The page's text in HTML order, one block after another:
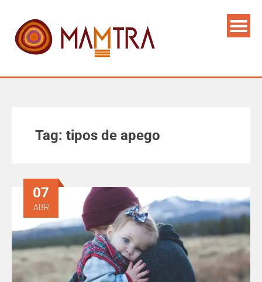
Tag: tipos de apego
07
ABR